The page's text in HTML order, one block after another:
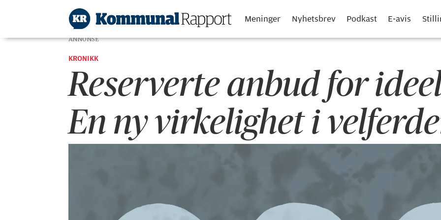
Meninger Nyhetsbrev Podkast E-avis
ANNONSE
KRONIKK
Reserverte anbud for
En ny virkelighet i